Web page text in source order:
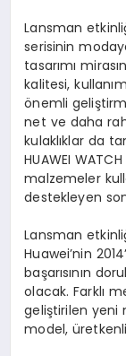
Lansman
serisinin
tasarımı
kalitesi,
önemli
net ve daha
kulaklıklar da
HUAWEI
malzemeler
destekleyen
Lansman
Huawei’nin
başarısının
olacak. Farklı
geliştirilen yeni
model,